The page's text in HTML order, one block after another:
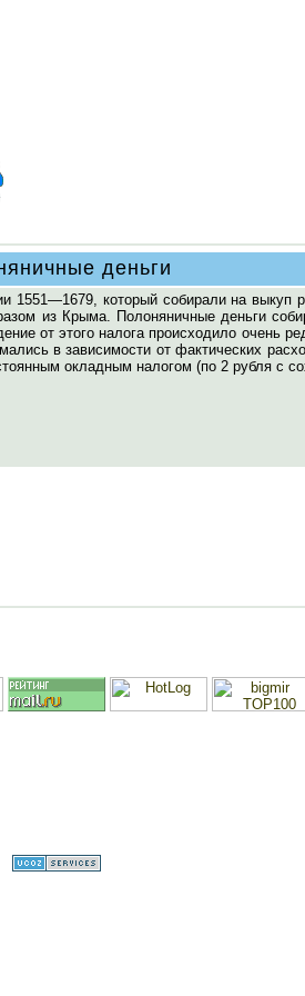
деньги
1551—1679, который собирали на выкуп
из Крыма. Полоняничные деньги
от этого налога происходило очень
в зависимости от фактических
окладным налогом (по 2 рубля с